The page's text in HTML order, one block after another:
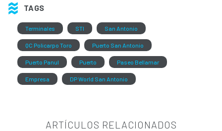
TAGS
Terminales STI San Antonio
QC Policarpo Toro Puerto San Antonio
Puerto Panul Puerto Paseo Bellamar
Empresa DP World San Antonio
ARTÍCULOS RELACIONADOS